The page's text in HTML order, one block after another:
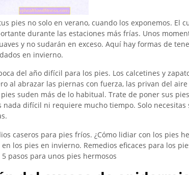
pies no solo en verano, cuando los exponemos. El
durante las estaciones más frías. Unos
y no sudarán en exceso. Aquí hay formas de
en invierno.
del año difícil para los pies. Los calcetines y
al abrazar las piernas con fuerza, las privan del aire
suden más de lo habitual. Trate de poner sus
nada difícil ni requiere mucho tiempo. Solo necesitas
caseros para pies fríos. ¿Cómo lidiar con los pies
los pies en invierno. Remedios eficaces para los
pasos para unos pies hermosos